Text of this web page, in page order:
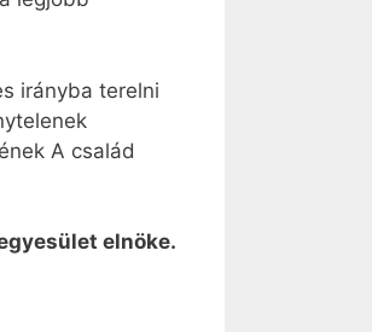
irányba terelni
A család
elnöke.